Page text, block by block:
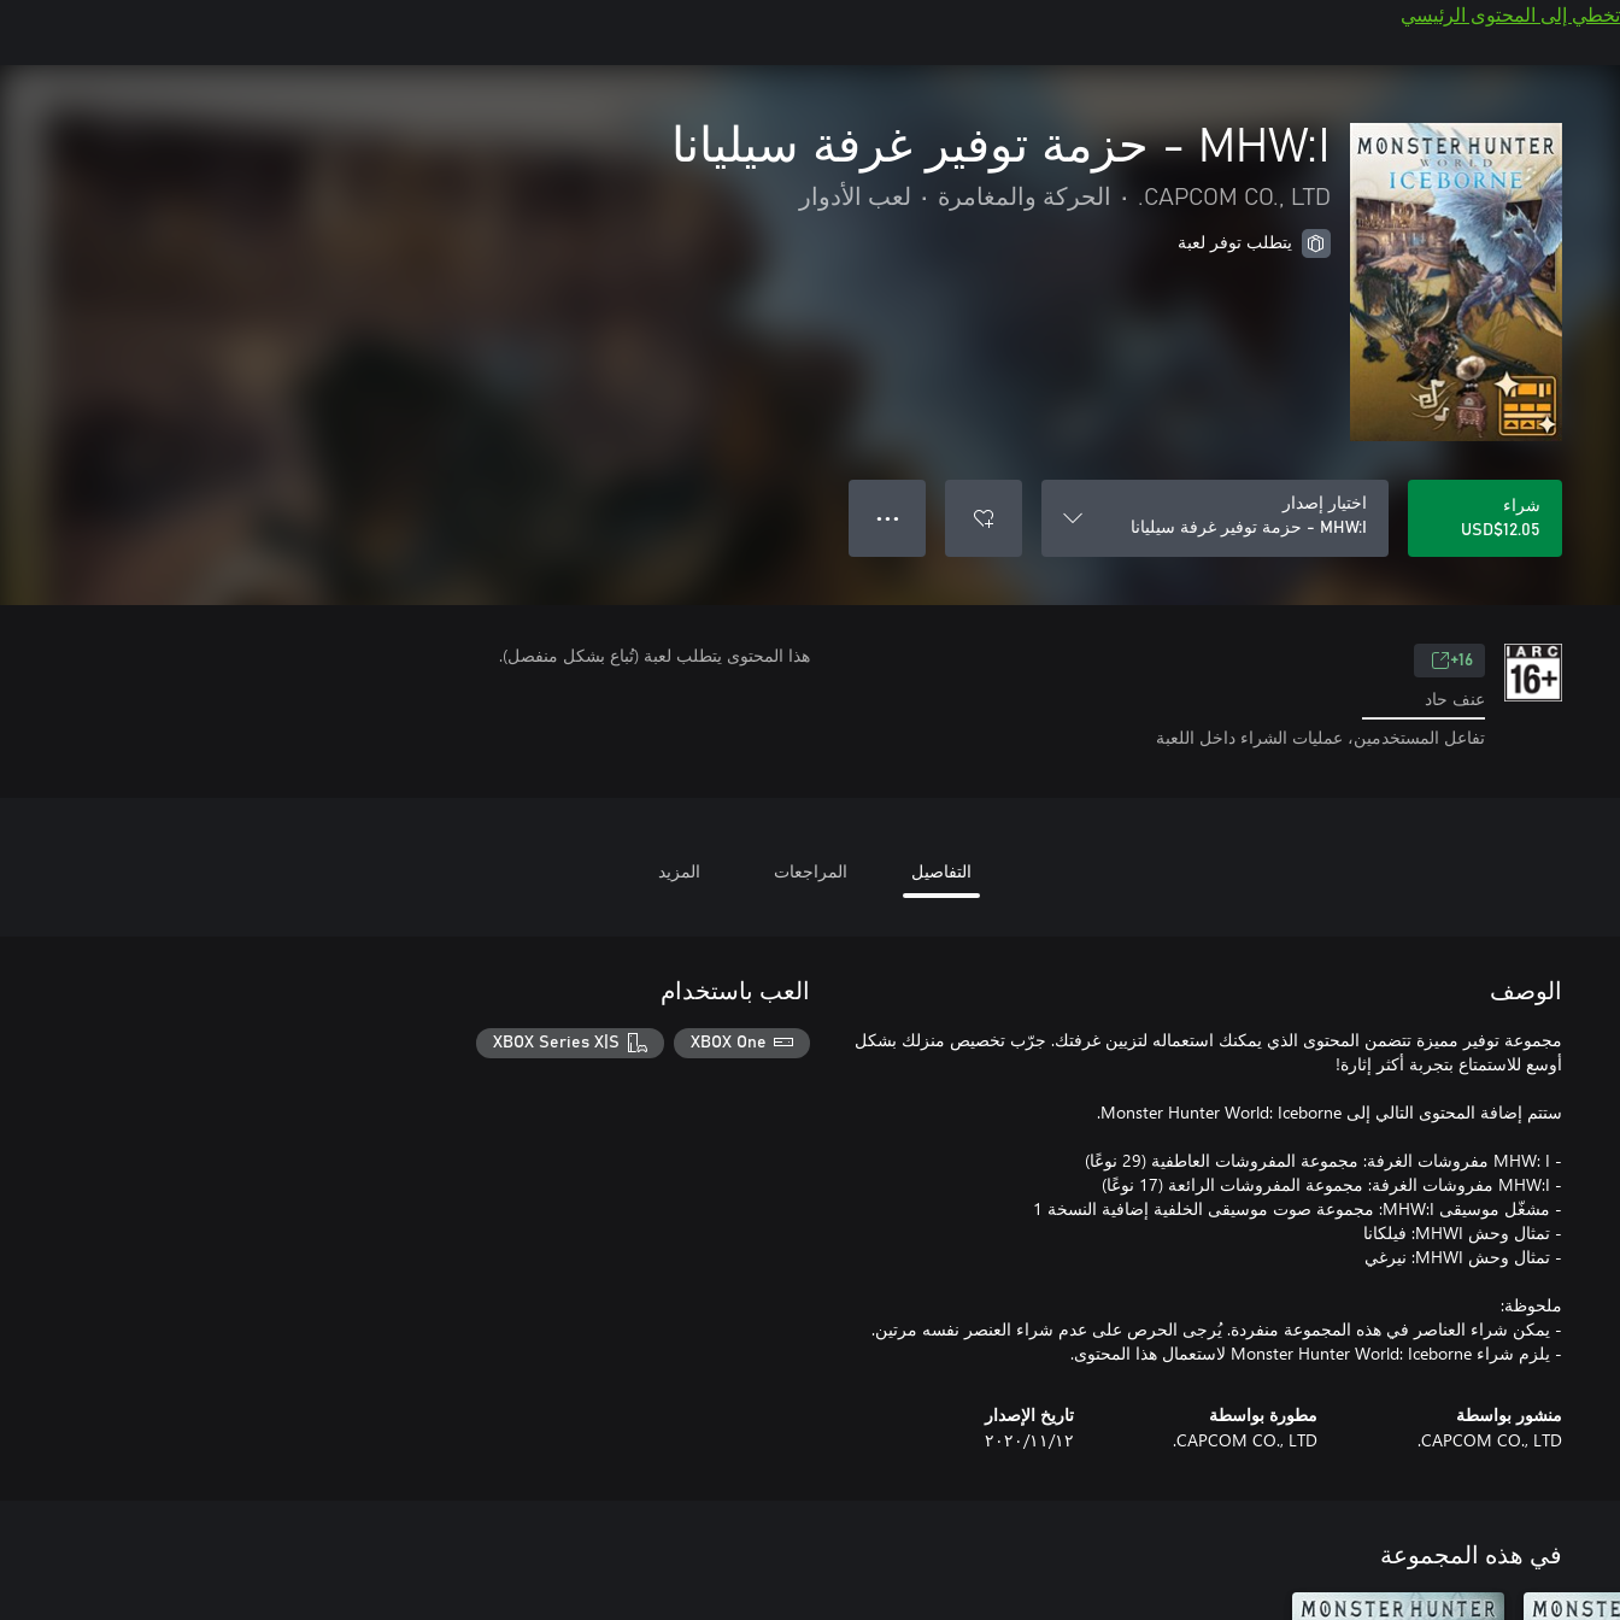
تخطي إلى المحتوى الرئيسي
MHW:I - حزمة توفير غرفة سيليانا
CAPCOM CO., LTD.
• الحركة والمغامرة • لعب الأدوار
يتطلب توفر لعبة
شراء
USD$12.05
اختيار إصدار
MHW:I - حزمة توفير غرفة سيليانا
● ● ●
16+
عنف حاد
تفاعل المستخدمين، عمليات الشراء داخل اللعبة
هذا المحتوى يتطلب لعبة (تُباع بشكل منفصل).
التفاصيل المراجعات المزيد
الوصف
مجموعة توفير مميزة تتضمن المحتوى الذي يمكنك استعماله لتزيين غرفتك. جرّب تخصيص منزلك بشكل
- يلزم شراء Monster Hunter World: Iceborne لاستعمال هذا المحتوى.
منشور بواسطة
CAPCOM CO., LTD.
مطورة بواسطة
CAPCOM CO., LTD.
تاريخ الإصدار
١٢‏/١١‏/٢٠٢٠
العب باستخدام
XBOX One
XBOX Series X|S
في هذه المجموعة